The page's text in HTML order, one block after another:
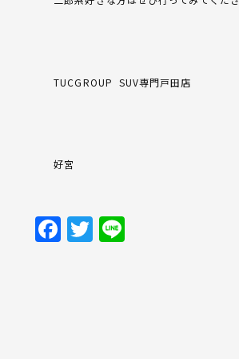
TUCGROUP SUV専門戸田店
好宮
Facebook
Twitter